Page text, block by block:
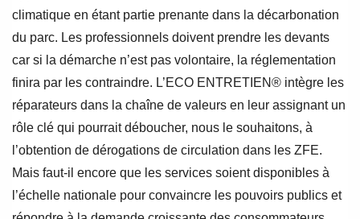
climatique en étant partie prenante dans la décarbonation
du parc. Les professionnels doivent prendre les devants
car si la démarche n’est pas volontaire, la réglementation
finira par les contraindre. L’ECO ENTRETIEN® intègre les
réparateurs dans la chaîne de valeurs en leur assignant un
rôle clé qui pourrait déboucher, nous le souhaitons, à
l’obtention de dérogations de circulation dans les ZFE.
Mais faut-il encore que les services soient disponibles à
l’échelle nationale pour convaincre les pouvoirs publics et